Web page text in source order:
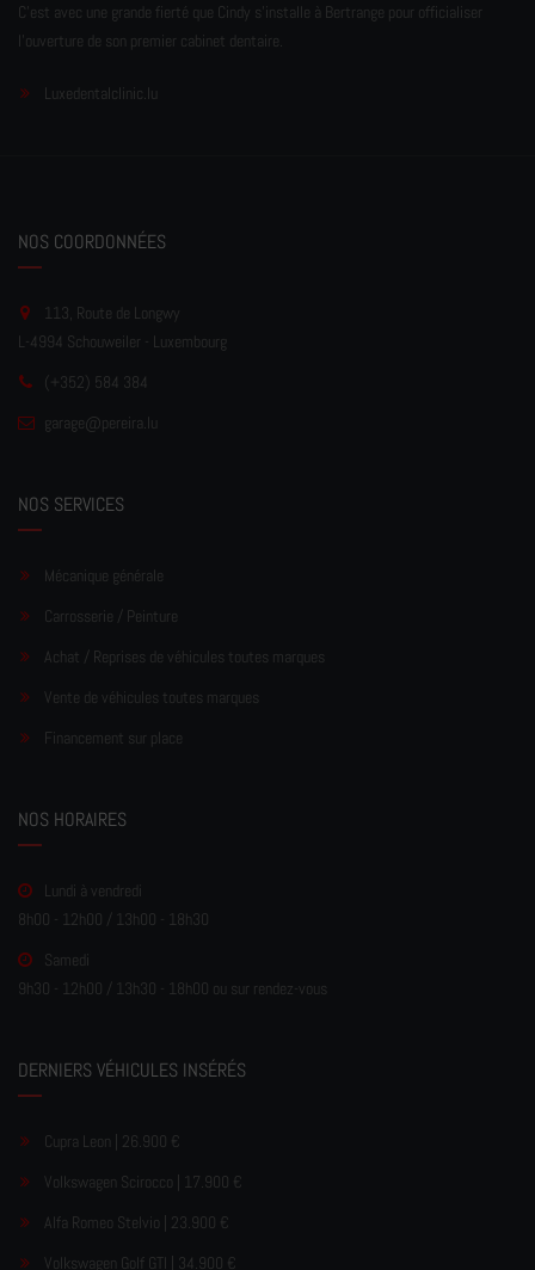
C'est avec une grande fierté que Cindy s'installe à Bertrange pour officialiser
l'ouverture de son premier cabinet dentaire.
Luxedentalclinic.lu
NOS COORDONNÉES
113, Route de Longwy
L-4994 Schouweiler - Luxembourg
(+352) 584 384
garage@pereira.lu
NOS SERVICES
Mécanique générale
Carrosserie / Peinture
Achat / Reprises de véhicules toutes marques
Vente de véhicules toutes marques
Financement sur place
NOS HORAIRES
Lundi à vendredi
8h00 - 12h00 / 13h00 - 18h30
Samedi
9h30 - 12h00 / 13h30 - 18h00 ou sur rendez-vous
DERNIERS VÉHICULES INSÉRÉS
Cupra Leon | 26.900 €
Volkswagen Scirocco | 17.900 €
Alfa Romeo Stelvio | 23.900 €
Volkswagen Golf GTI | 34.900 €